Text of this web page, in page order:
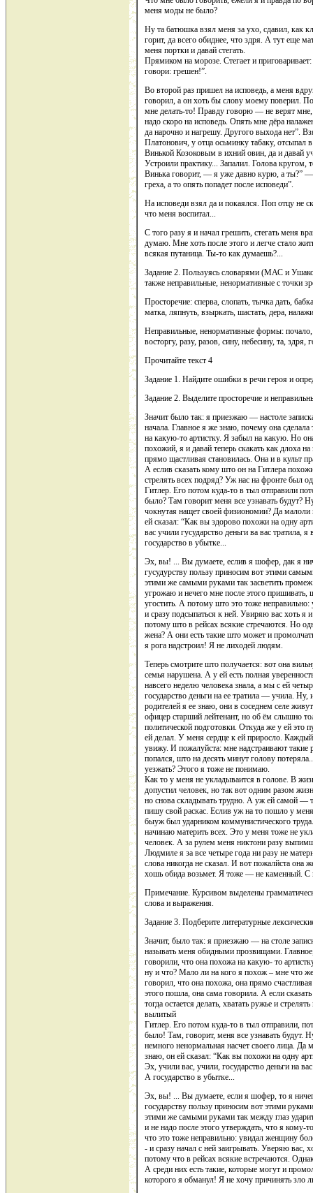
меня моды не было?
Ну та батюшка взял меня за ухо, сдавил, как
горит, да всего обиднее, что здря. А тут еще
меня портки и давай стегать.
Прямиком на морозе. Стегает и
говори: грешен!”.
Во второй раз пришел на исповедь, а меня
говорил, а он хоть бы слову моему поверил.
мне делать-то! Правду говорю — не верят
надо скоро на исповедь. Опять мне дёра
да нарочно и нагрешу. Другого выхода нет”.
Платонович, у отца осьминку табаку,
Винькой Козоковым в ихний овин, да и давай
Устроили практику... Запалил. Голова
Винька говорит, — я уже давно курю, а
греха, а то опять попадет после исповеди”.
На исповеди взял да и покаялся. Поп отцу не
что меня воспитал...
С того разу я и начал грешить, стегать меня
думаю. Мне хоть после этого и легче стало
всякая путаница. Ты-то как думаешь?...
Задание 2. Пользуясь словарями (МАС и
также неправильные, ненормативные с точки
Просторечие: сперва, слопать, тычка дать,
матка, ляпнуть, взыркать, шастать, дера,
Неправильные, ненормативные формы:
восторгу, разу, разов, сину, небесину, та,
Прочитайте текст 4
Задание 1. Найдите ошибки в речи героя и
Задание 2. Выделите просторечие и
Значит было так: я приезжаю — настоле
начала. Главное я же знаю, почему она
на какую-то артистку. Я забыл на какую. Но
похожий, я и давай теперь скакать как длоха
прямо щастливая становилась. Она и в культ
А еслив сказать кому што он на Гитлера
стрелять всех подряд? Уж нас на фронте был
Гитлер. Его потом куда-то в тыл отправили
было? Там говорит меня все узнавать будут?
чокнутая нащет своей физиономии? Да
ей сказал: “Как вы здорово похожи на одну
вас учили гусударство деньги ва вас
государство в убытке...
Эх, вы! ... Вы думаете, еслив я шофер, дак я
гусудурству пользу приносим вот этими
этими же самыми руками так засветить
угрожаю и нечего мне после этого
угостить. А потому што это тоже
и сразу подсыпаться к ней. Увиряю вас хоть
потому што в рейсах всякие стречаются. Но
жена? А они есть такие што может и
я рога надстроил! Я не лиходей людям.
Теперь смотрите што получается: вот она
семья нарушена. А у ей есть полная
навсего неделю человека знала, а мы с ей
государство деньги на ее тратила — учила.
родителей я ее знаю, они в соседнем селе
офицер старший лейтенант, но об ём слышно
политической подготовки. Откуда же у ей это
ей делал. У меня сердце к ей приросло.
увижу. И пожалуйста: мне надстраивают такие
попался, што на десять минут голову
уезжать? Этого я тоже не понимаю.
Как то у меня не укладываится в голове. В
допустил человек, но так вот одним разом
но снова складывать трудно. А уж ей самой —
пишу свой раскас. Еслив уж на то пошло у
быуж был ударником коммунистического
начинаю материть всех. Это у меня тоже не
человек. А за рулем меня никтони разу
Людмиле я за все четыре года ни разу не
слова никогда не сказал. И вот пожалйста она
хошь обида возьмет. Я тоже — не каменный.
Примечание. Курсивом выделены
слова и выражения.
Задание 3. Подберите литературные
Значит, было так: я приезжаю — на столе
называть меня обидными прозвищами.
говорили, что она похожа на какую- то
ну и что? Мало ли на кого я похож – мне что
говорил, что она похожа, она прямо
этого пошла, она сама говорила. А если
тогда остается делать, хватать ружье и
вылитый
Гитлер. Его потом куда-то в тыл отправили,
было! Там, говорит, меня все узнавать будут.
немного ненормальная насчет своего лица.
знаю, он ей сказал: “Как вы похожи на одну
Эх, учили вас, учили, государство деньги на
А государство в убытке...
Эх, вы! ... Вы думаете, если я шофер, то я
государству пользу приносим вот этими
этими же самыми руками так между глаз
и не надо после этого утверждать, что я
что это тоже неправильно: увидал женщину
- и сразу начал с ней заигрывать. Уверяю вас,
потому что в рейсах всякие встречаются.
А среди них есть такие, которые могут и
которого я обманул! Я не хочу причинять зло